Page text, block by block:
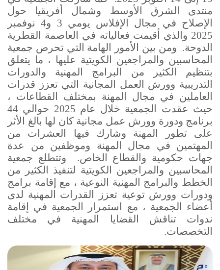
منتدى الشرق الأوسط وشمال أفريقيا حول
الإصلاح في مجال الإفلاس يومي 3 و4 نوفمبر
2025 والذي أقيمت فعالياته في العاصمة القطرية
الدوحة. ومن بين الأمور الهامة التي تحرص جمعية
المحاسبين والمراجعين الكويتية عليها ، ما يتعلق
بتنظيم الكثير من البرامج المهنية والدورات
التدريبية وورش العمل المجانية التي تعزز قدرات
العاملين في مجال المهنة بمختلف القطاعات ،
حيث عقدت الجمعية خلال عام 2025 حوالي 44
برنامج ودورة وورش عمل مجانية كان لها بالغ الأثر
على تطور المهنة وشارك فيها العشرات من
المهتمين في مجال المهنة وموظفين من عدة
جهات حكومية والقطاع الخاص. وتتطلع جمعية
المحاسبين والمراجعين الكويتية لتنفيذ الكثير من
الخطط والبرامج المهنية النوعية ، مع إقامة برامج
ودورات وورش توعية تعزز القدرات المهنية لدى
أعضاء الجمعية ، مع استمرار الجمعية في إقامة
ندوات تناقش القضايا المهنية في مختلف
التخصصات.